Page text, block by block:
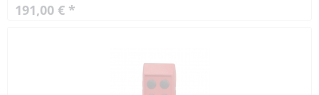
191,00 € *